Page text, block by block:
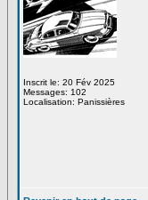
Inscrit le: 20 Fév 2025
Messages: 102
Localisation: Panissières